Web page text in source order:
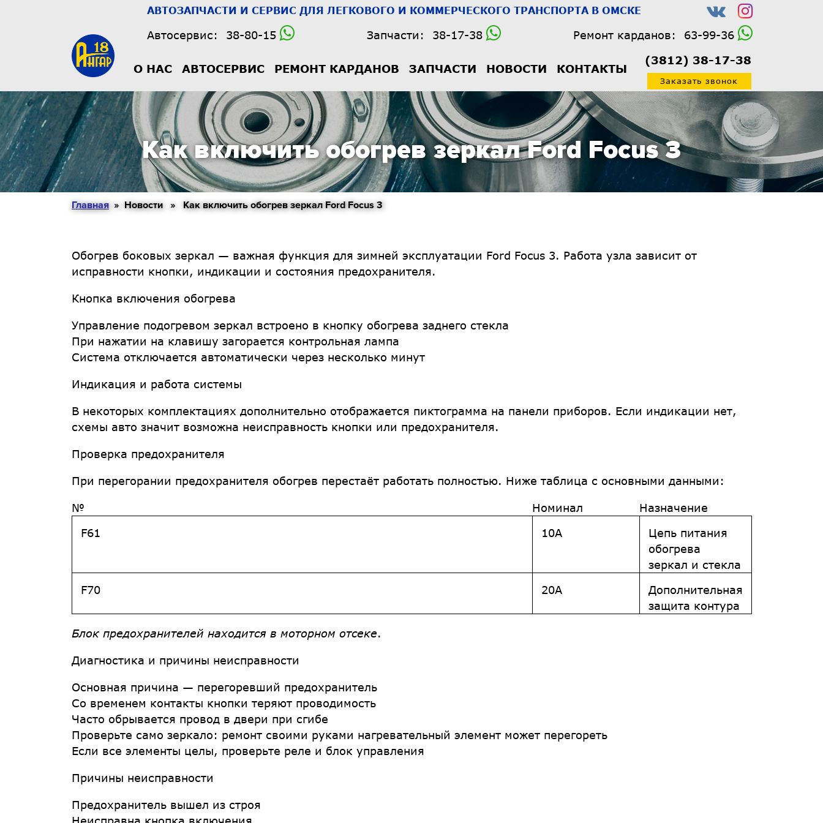
АВТОЗАПЧАСТИ И СЕРВИС ДЛЯ ЛЕГКОВОГО И КОММЕРЧЕСКОГО ТРАНСПОРТА В ОМСКЕ
Автосервис: 38-80-15 Запчасти: 38-17-38 Ремонт карданов: 63-99-36
О НАС АВТОСЕРВИС РЕМОНТ КАРДАНОВ ЗАПЧАСТИ НОВОСТИ КОНТАКТЫ
(3812) 38-17-38
Заказать звонок
Как включить обогрев зеркал Ford Focus 3
Главная» Новости » Как включить обогрев зеркал Ford Focus 3
Обогрев боковых зеркал — важная функция для зимней эксплуатации Ford Focus 3. Работа узла зависит от
исправности кнопки, индикации и состояния предохранителя.
Кнопка включения обогрева
Управление подогревом зеркал встроено в кнопку обогрева заднего стекла
При нажатии на клавишу загорается контрольная лампа
Система отключается автоматически через несколько минут
Индикация и работа системы
В некоторых комплектациях дополнительно отображается пиктограмма на панели приборов. Если индикации нет,
схемы авто значит возможна неисправность кнопки или предохранителя.
Проверка предохранителя
При перегорании предохранителя обогрев перестаёт работать полностью. Ниже таблица с основными данными:
№
Номинал
Назначение
F61
10A
Цепь питания
обогрева
зеркал и стекла
F70
20A
Дополнительная
защита контура
Блок предохранителей находится в моторном отсеке.
Диагностика и причины неисправности
Основная причина — перегоревший предохранитель
Со временем контакты кнопки теряют проводимость
Часто обрывается провод в двери при сгибе
Проверьте само зеркало: ремонт своими руками нагревательный элемент может перегореть
Если все элементы целы, проверьте реле и блок управления
Причины неисправности
Предохранитель вышел из строя